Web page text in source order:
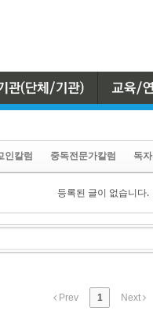
인칼럼 중독전문가칼럼 독
등록된 글이 없습니다.
Prev 1 Next